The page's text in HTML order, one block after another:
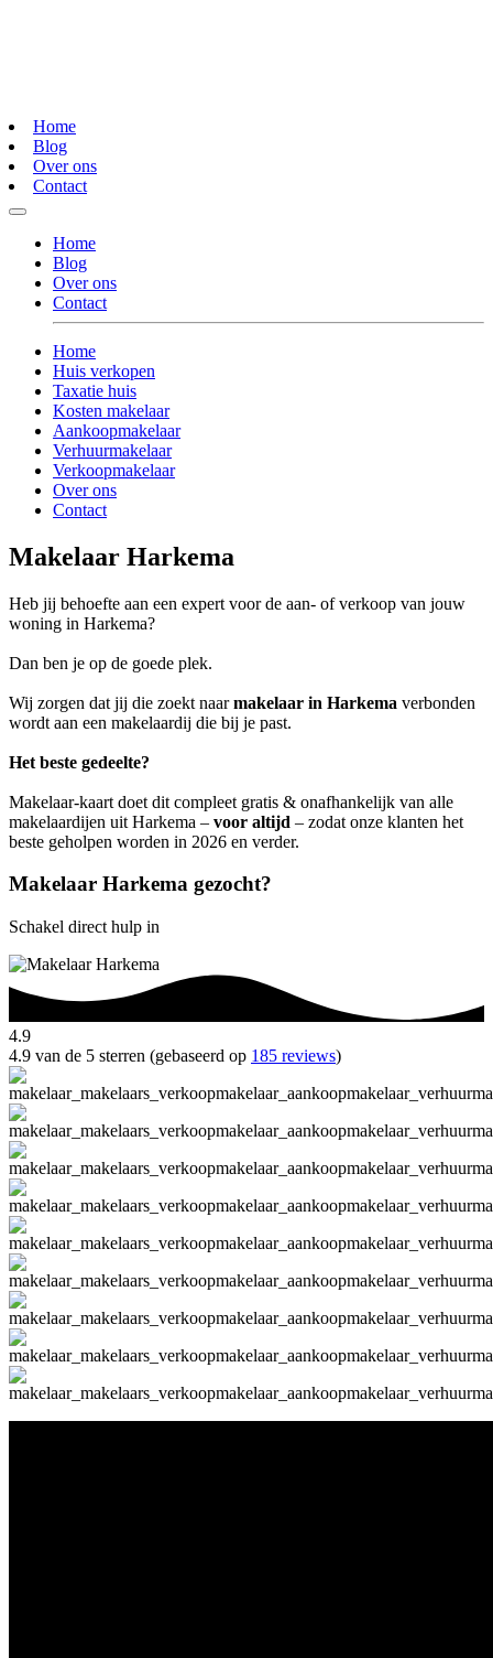
Home
Blog
Over ons
Contact
Home
Blog
Over ons
Contact
Home
Huis verkopen
Taxatie huis
Kosten makelaar
Aankoopmakelaar
Verhuurmakelaar
Verkoopmakelaar
Over ons
Contact
Makelaar Harkema
Heb jij behoefte aan een expert voor de aan- of verkoop van jouw
woning in Harkema?
Dan ben je op de goede plek.
Wij zorgen dat jij die zoekt naarmakelaar in Harkema verbonden
wordt aan een makelaardij die bij je past.
Het beste gedeelte?
Makelaar-kaart doet dit compleet gratis & onafhankelijk van alle
makelaardijen uit Harkema – voor altijd – zodat onze klanten het
beste geholpen worden in 2026 en verder.
Makelaar Harkema gezocht?
Schakel direct hulp in
4.9
4.9 van de 5 sterren (gebaseerd op 185 reviews)